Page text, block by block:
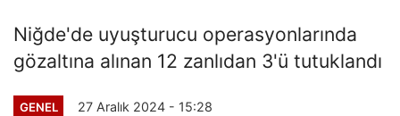
Niğde'de uyuşturucu operasyonlarında
gözaltına alınan 12 zanlıdan 3'ü tutuklandı
GENEL 27 Aralık 2024 - 15:28